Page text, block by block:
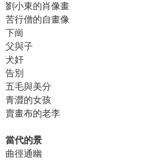
劉小東的肖像畫
苦行僧的自畫像
下崗
父與子
犬奸
告別
五毛與美分
青澀的女孩
賣畫布的老李
當代的景
曲徑通幽